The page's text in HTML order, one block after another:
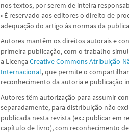
nos textos, por serem de inteira
• É reservado aos editores o direito de
adequação do artigo às normas da
Autores mantêm os direitos autorais e
primeira publicação, com o trabalho
a LicençaCreative Commons Atribuição-
Internacional,que permite o
reconhecimento da autoria e publicação
Autores têm autorização para assumir
separadamente, para distribuição não
publicada nesta revista (ex.: publicar em
capítulo de livro), com reconhecimento